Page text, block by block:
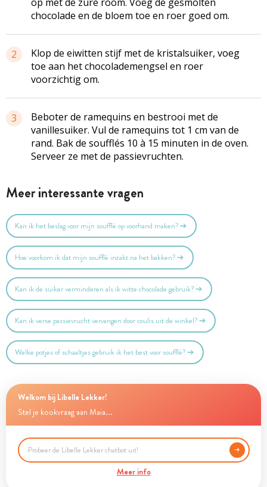
chocolade en de bloem toe en roer goed om.
2
Klop de eiwitten stijf met de kristalsuiker, voeg
toe aan het chocolademengsel en roer
voorzichtig om.
3
Beboter de ramequins en bestrooi met de
vanillesuiker. Vul de ramequins tot 1 cm van de
rand. Bak de soufflés 10 à 15 minuten in de oven.
Serveer ze met de passievruchten.
Meer interessante vragen
Kan ik het beslag voor mijn soufflé op voorhand maken?
Hoe voorkom ik dat mijn soufflé inzakt na het bakken?
Kan ik de suiker verminderen als ik witte chocolade gebruik?
Kan ik verse passievrucht vervangen door coulis uit de winkel?
Welke potjes of schaaltjes gebruik ik het best voor soufflé?
Welkom bij Libelle Lekker!
Stel je kookvraag aan Maia...
Meer info